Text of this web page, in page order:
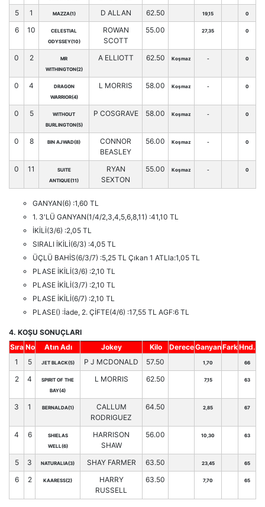
5 1 MAZZA(1) D ALLAN 62.50 19,15 0
6 10
CELESTIAL
ODYSSEY(10)
ROWAN
SCOTT
55.00 27,35 0
0 2
MR
WITHINGTON(2)
A ELLIOTT 62.50 Koşmaz - 0
0 4
DRAGON
WARRIOR(4)
L MORRIS 58.00 Koşmaz - 0
0 5
WITHOUT
BURLINGTON(5)
P COSGRAVE 58.00 Koşmaz - 0
0 8 BIN AJWAD(8)
CONNOR
BEASLEY
56.00 Koşmaz - 0
0 11
SUITE
ANTIQUE(11)
RYAN
SEXTON
55.00 Koşmaz - 0
GANYAN(6) :1,60 TL
1. 3'LÜ GANYAN(1/4/2,3,4,5,6,8,11) :41,10 TL
İKİLİ(3/6) :2,05 TL
SIRALI İKİLİ(6/3) :4,05 TL
ÜÇLÜ BAHİS(6/3/7) :5,25 TL Çıkan 1 ATLla:1,05 TL
PLASE İKİLİ(3/6) :2,10 TL
PLASE İKİLİ(3/7) :2,10 TL
PLASE İKİLİ(6/7) :2,10 TL
PLASE() :İade, 2. ÇİFTE(4/6) :17,55 TL AGF:6 TL
4. KOŞU SONUÇLARI
Sıra No Atın Adı Jokey Kilo DereceGanyanFarkHnd.
1
5 JET BLACK(5) P J MCDONALD 57.50 1,70 66
2 4
SPIRIT OF THE
BAY(4)
L MORRIS 62.50 7,15 63
3 1 BERNALDA(1)
CALLUM
RODRIGUEZ
64.50 2,85 67
4 6
SHIELAS
WELL(6)
HARRISON
SHAW
56.00 10,30 63
5 3 NATURALIA(3) SHAY FARMER 63.50 23,45 65
6 2 KAARESS(2)
HARRY
RUSSELL
63.50 7,70 65